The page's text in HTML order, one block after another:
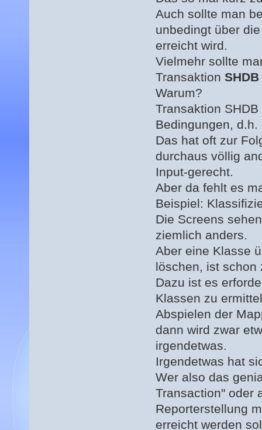
Auch sollte man
unbedingt über
erreicht wird.
Vielmehr sollte
TransaktionSHDB
Warum?
Transaktion
Bedingungen,
Das hat oft zur
durchaus völlig
Input-gerecht.
Aber da fehlt es
Beispiel:
Die Screens
ziemlich anders.
Aber eine Klasse
löschen, ist schon
Dazu ist es
Klassen zu
Abspielen der
dann wird zwar
irgendetwas.
Irgendetwas hat
Wer also das
Transaction" oder
Reporterstellung
erreicht werden